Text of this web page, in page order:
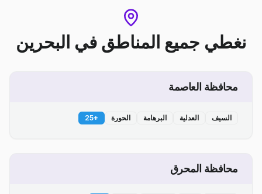
نغطي جميع المناطق في البحرين
محافظة العاصمة
السيف العدلية البرهامة الحورة +
25
محافظة المحرق